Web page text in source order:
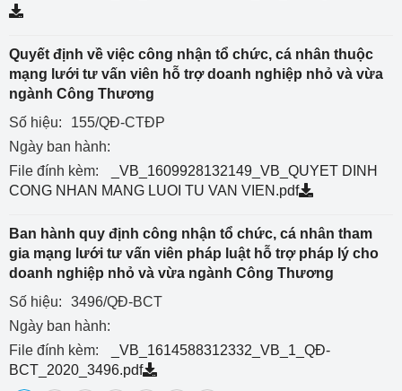
Quyết định về việc công nhận tổ chức, cá nhân thuộc
mạng lưới tư vấn viên hỗ trợ doanh nghiệp nhỏ và vừa
ngành Công Thương
Số hiệu:
155/QĐ-CTĐP
Ngày ban hành:
File đính kèm:
_VB_1609928132149_VB_QUYET DINH
CONG NHAN MANG LUOI TU VAN VIEN.pdf
Ban hành quy định công nhận tổ chức, cá nhân tham
gia mạng lưới tư vấn viên pháp luật hỗ trợ pháp lý cho
doanh nghiệp nhỏ và vừa ngành Công Thương
Số hiệu:
3496/QĐ-BCT
Ngày ban hành:
File đính kèm:
_VB_1614588312332_VB_1_QĐ-
BCT_2020_3496.pdf